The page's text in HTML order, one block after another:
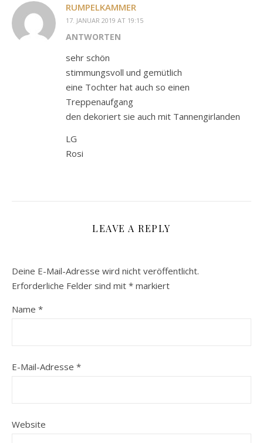
RUMPELKAMMER
17. JANUAR 2019 AT 19:15
ANTWORTEN
sehr schön
stimmungsvoll und gemütlich
eine Tochter hat auch so einen
Treppenaufgang
den dekoriert sie auch mit Tannengirlanden
LG
Rosi
LEAVE A REPLY
Deine E-Mail-Adresse wird nicht veröffentlicht.
Erforderliche Felder sind mit * markiert
Name *
E-Mail-Adresse *
Website